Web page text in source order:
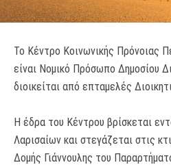
Το Κέντρο Κοινωνικής Πρόνοιας
είναι Νομικό Πρόσωπο Δημοσίου
διοικείται από επταμελές
Η έδρα του Κέντρου βρίσκεται
Λαρισαίων και στεγάζεται στις
Δομής Γιάννουλης του